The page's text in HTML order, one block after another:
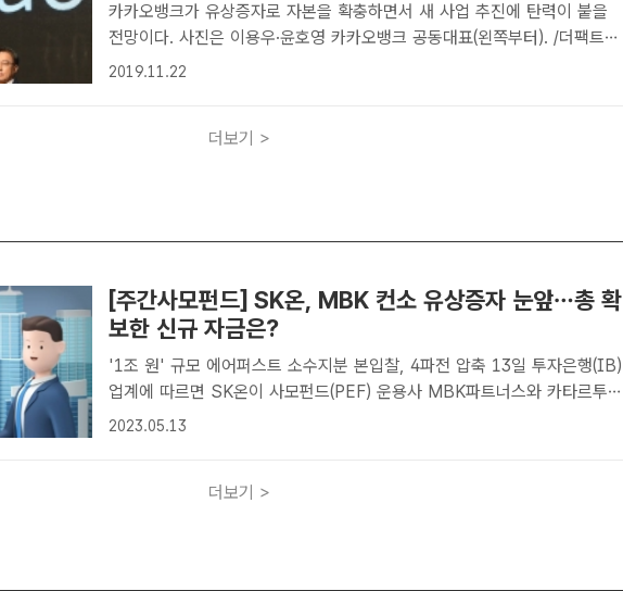
카카오뱅크가 유상증자로 자본을 확충하면서 새 사업 추진에 탄력이 붙을
전망이다. 사진은 이용우·윤호영 카카오뱅크 공동대표(왼쪽부터). /더팩트
DB카뱅 "내년 청년전월세대출 등 신규 사업 선보일 것" [더팩트｜이지선
2019.11.22
더보기 >
[주간사모펀드] SK온, MBK 컨소 유상증자 눈앞…총 확
보한 신규 자금은?
'1조 원' 규모 에어퍼스트 소수지분 본입찰, 4파전 압축 13일 투자은행(IB)
업계에 따르면 SK온이 사모펀드(PEF) 운용사 MBK파트너스와 카타르투자
청 등으로 구성된 컨소시엄으로부터 최대 1조5000억 원 규모 투자유치를
2023.05.13
더보기 >